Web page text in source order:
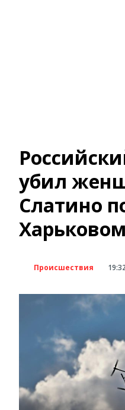
убил
Слатино
Харьковом
Происшествия